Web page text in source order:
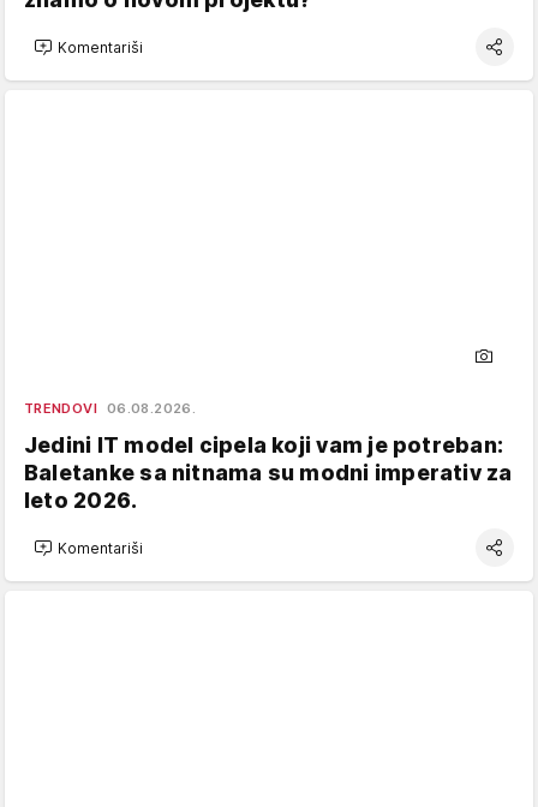
Komentariši
TRENDOVI 06.08.2026.
Jedini IT model cipela koji vam je potreban:
Baletanke sa nitnama su modni imperativ za
leto 2026.
Komentariši